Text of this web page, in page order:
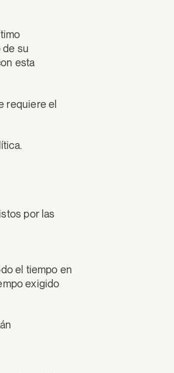
su
esta
requiere el
por las
el tiempo en
exigido